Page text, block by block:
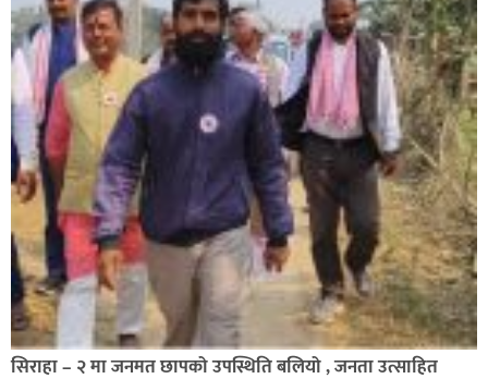
सिराहा – २ मा जनमत छापको उपस्थिति बलियो , जनता उत्साहित